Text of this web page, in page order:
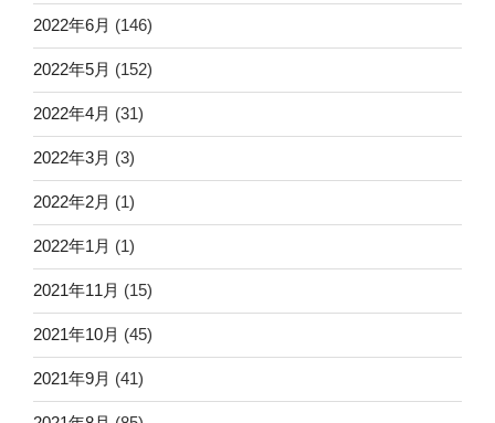
2022年6月 (146)
2022年5月 (152)
2022年4月 (31)
2022年3月 (3)
2022年2月 (1)
2022年1月 (1)
2021年11月 (15)
2021年10月 (45)
2021年9月 (41)